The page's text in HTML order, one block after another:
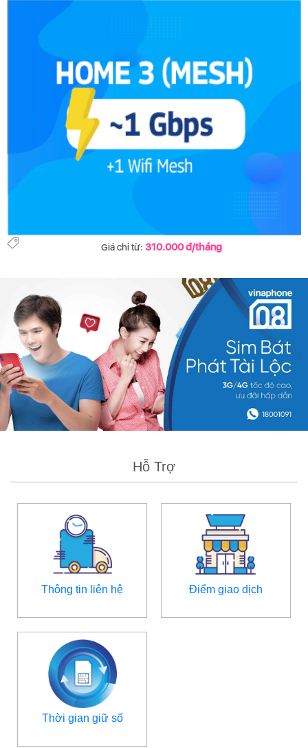
Giá chỉ từ: 310.000 đ/tháng
Hỗ Trợ
Thông tin liên hệ Điểm giao dịch
Thời gian giữ số